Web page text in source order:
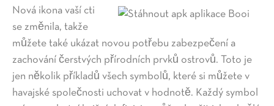
Nová ikona vaší cti
se změnila, takže
můžete také ukázat novou potřebu zabezpečení a
zachování čerstvých přírodních prvků ostrovů. Toto je
jen několik příkladů všech symbolů, které si můžete v
havajské společnosti uchovat v hodnotě. Každý symbol